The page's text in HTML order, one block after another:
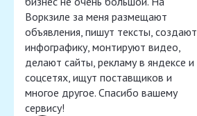
Воркзиле за меня размещают
объявления, пишут тексты, создают
инфографику, монтируют видео,
делают сайты, рекламу в яндексе и
соцсетях, ищут поставщиков и
многое другое. Спасибо вашему
сервису!